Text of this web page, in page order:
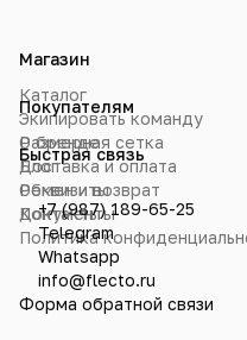
Магазин
Каталог
Экипировать команду
О бренде
Блог
Реквизиты
Контакты
Покупателям
Размерная сетка
Доставка и оплата
Обмен и возврат
Документы
Политика
Быстрая связь
+7 (987) 189-65-25
Telegram
Whatsapp
info@flecto.ru
Форма обратной связи